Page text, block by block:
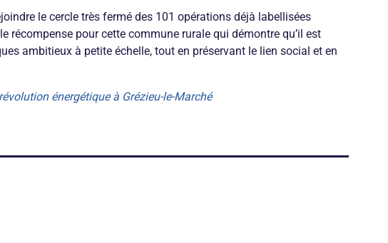
le cercle très fermé des 101 opérations déjà labellisées
récompense pour cette commune rurale qui démontre qu’il est
ambitieux à petite échelle, tout en préservant le lien social et en
énergétique à Grézieu-le-Marché